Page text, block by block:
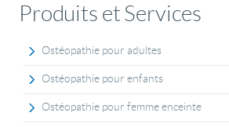
Produits et Services
Ostéopathie pour adultes
Ostéopathie pour enfants
Ostéopathie pour femme enceinte